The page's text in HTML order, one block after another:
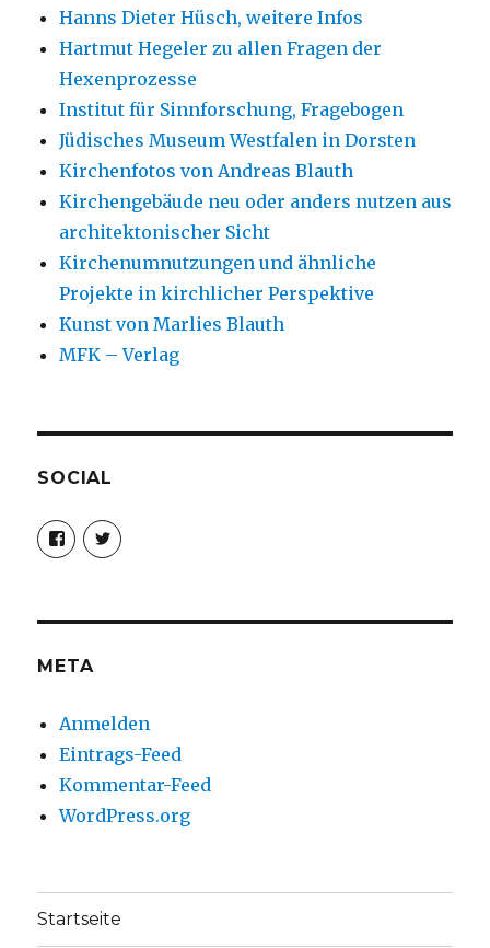
Hanns Dieter Hüsch, weitere Infos
Hartmut Hegeler zu allen Fragen der
Hexenprozesse
Institut für Sinnforschung, Fragebogen
Jüdisches Museum Westfalen in Dorsten
Kirchenfotos von Andreas Blauth
Kirchengebäude neu oder anders nutzen aus
architektonischer Sicht
Kirchenumnutzungen und ähnliche
Projekte in kirchlicher Perspektive
Kunst von Marlies Blauth
MFK – Verlag
SOCIAL
Profil
von
christoph.fleischer1
anzeigen
Profil
von
anzeigen
META
Anmelden
Eintrags-Feed
Kommentar-Feed
WordPress.org
Startseite